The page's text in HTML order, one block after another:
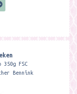
FSC
Bennink